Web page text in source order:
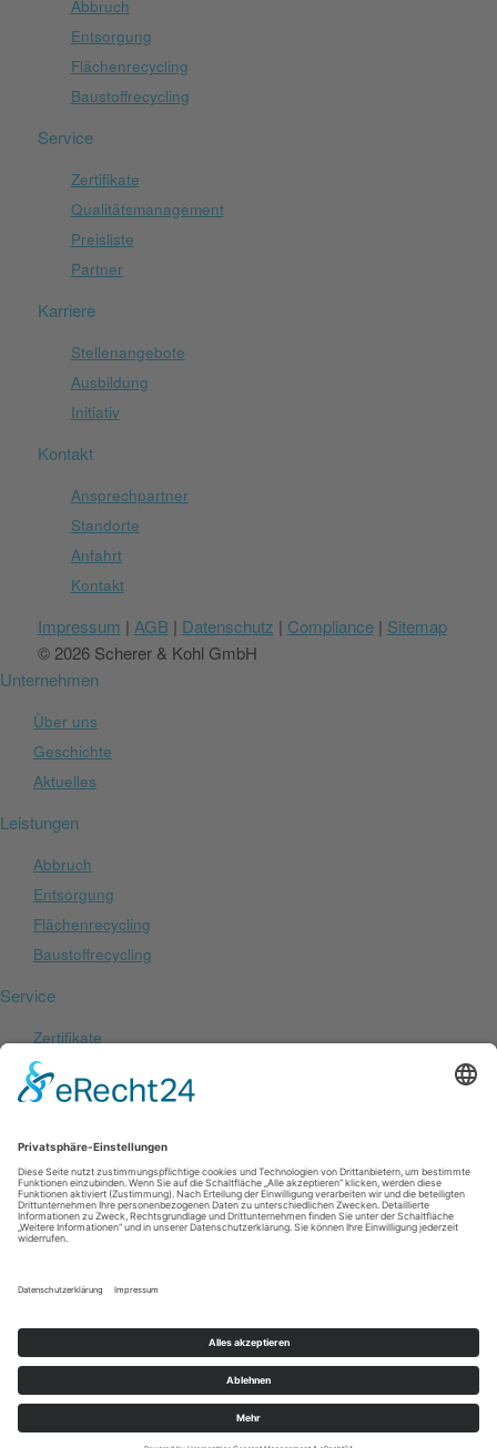
Abbruch
Entsorgung
Flächenrecycling
Baustoffrecycling
Service
Zertifikate
Qualitätsmanagement
Preisliste
Partner
Karriere
Stellenangebote
Ausbildung
Initiativ
Kontakt
Ansprechpartner
Standorte
Anfahrt
Kontakt
Impressum | AGB | Datenschutz | Compliance| Sitemap
© 2026 Scherer & Kohl GmbH
Unternehmen
Über uns
Geschichte
Aktuelles
Leistungen
Abbruch
Entsorgung
Flächenrecycling
Baustoffrecycling
Service
Zertifikate
Qualitätsmanagement
Preisliste
Karriere
Stellenangebote
Ausbildung
Ansprechpartner